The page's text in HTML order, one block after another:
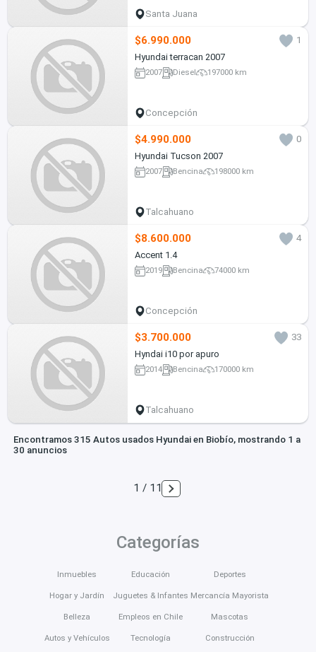
Santa Juana
$6.990.000
1
Hyundai terracan 2007
2007 Diesel 197000 km
Concepción
$4.990.000
0
Hyundai Tucson 2007
2007 Bencina 198000 km
Talcahuano
$8.600.000
4
Accent 1.4
2019 Bencina 74000 km
Concepción
$3.700.000
33
Hyndai i10 por apuro
2014 Bencina 170000 km
Talcahuano
Encontramos 315 Autos usados Hyundai en Biobío, mostrando 1 a
30 anuncios
1 / 11
Categorías
Inmuebles
Hogar y Jardín
Belleza
Autos y Vehículos
Educación
Juguetes & Infantes
Empleos en Chile
Tecnología
Deportes
Mercancía Mayorista
Mascotas
Construcción